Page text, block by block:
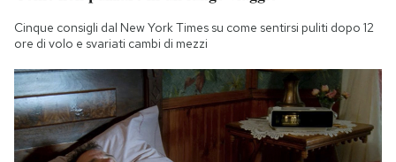
Cinque consigli dal New York Times su come sentirsi puliti dopo 12
ore di volo e svariati cambi di mezzi